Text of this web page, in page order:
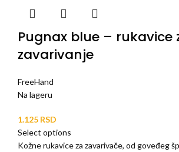
Pugnax blue – rukavice
zavarivanje
FreeHand
Na lageru
RSD
Select options
Kožne rukavice za zavarivače, od goveđeg